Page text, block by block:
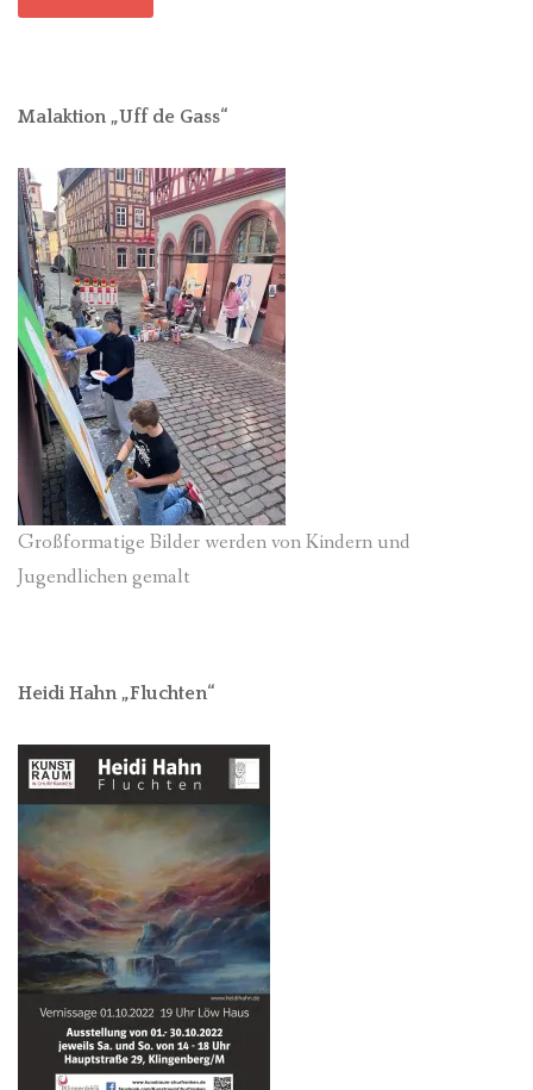
Malaktion „Uff de Gass“
Großformatige Bilder werden von Kindern und
Jugendlichen gemalt
Heidi Hahn „Fluchten“